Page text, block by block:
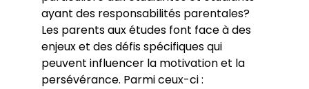
ayant des responsabilités parentales?
Les parents aux études font face à des
enjeux et des défis spécifiques qui
peuvent influencer la motivation et la
persévérance. Parmi ceux-ci :